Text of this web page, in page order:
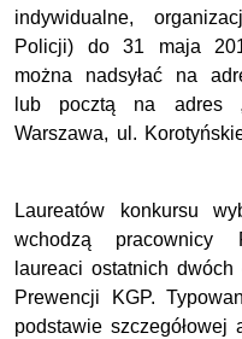
indywidualne,
Policji) do 31 maja
można nadsyłać na
lub pocztą na adres
Warszawa, ul.
Laureatów konkursu
wchodzą pracownicy
laureaci ostatnich
Prewencji KGP.
podstawie